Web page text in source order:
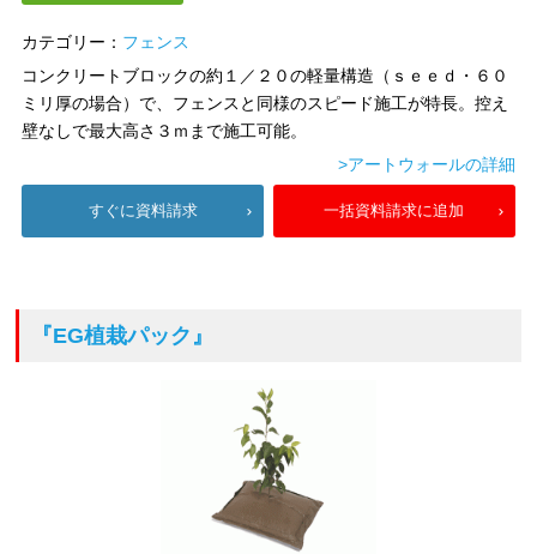
カテゴリー： フェンス
コンクリートブロックの約１／２０の軽量構造（ｓｅｅｄ・６０
ミリ厚の場合）で、フェンスと同様のスピード施工が特長。控え
壁なしで最大高さ３ｍまで施工可能。
>アートウォールの詳細
すぐに資料請求 一括資料請求に追加
『EG植栽パック』